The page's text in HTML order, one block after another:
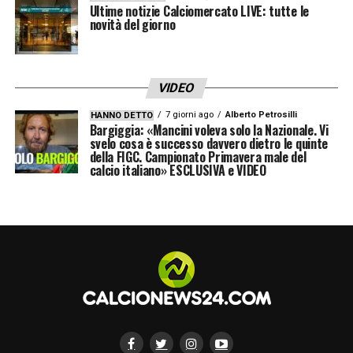
questo».
Parole dure, che fotografano il disagio di chi
si ritrova coinvolto, suo malgrado, in
dinamiche che nulla hanno a che fare con lo
sport.
Un segnale preoccupante
d’allarmeper tutto il sistema calcio. La
critica sportiva, anche aspra, non può mai
violenza verbale, minacce o
auguri di morte, tanto più verso familiari
Ultime notizie Calciomercato LIVE: tutte le
novità del giorno
VIDEO
HANNO DETTO 7 giorni ago Alberto Petrosilli
Bargiggia: «Mancini voleva solo la Nazionale. Vi
svelo cosa è successo davvero dietro le quinte
della FIGC. Campionato Primavera male del
calcio italiano» ESCLUSIVA e VIDEO